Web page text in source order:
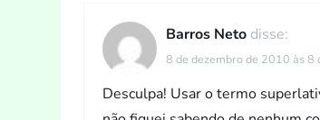
Barros Neto disse:
8 de dezembro de 2010 às 8
Desculpa! Usar o termo